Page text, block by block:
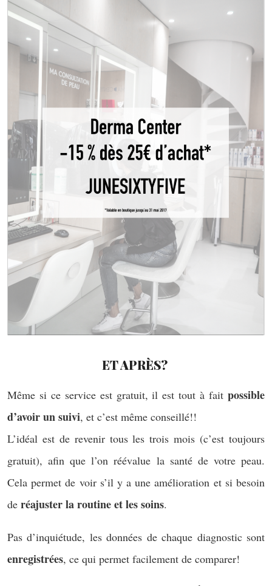
ET APRÈS?
Même si ce service est gratuit, il est tout à fait possible
d’avoir un suivi, et c’est même conseillé!!
L’idéal est de revenir tous les trois mois (c’est toujours
gratuit), afin que l’on réévalue la santé de votre peau.
Cela permet de voir s’il y a une amélioration et si besoin
de réajuster la routine et les soins.
Pas d’inquiétude, les données de chaque diagnostic sont
enregistrées, ce qui permet facilement de comparer!